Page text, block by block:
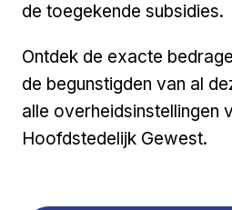
de toegekende subsidies.
Ontdek de exacte
de begunstigden van al
alle overheidsinstellingen
Hoofdstedelijk Gewest.